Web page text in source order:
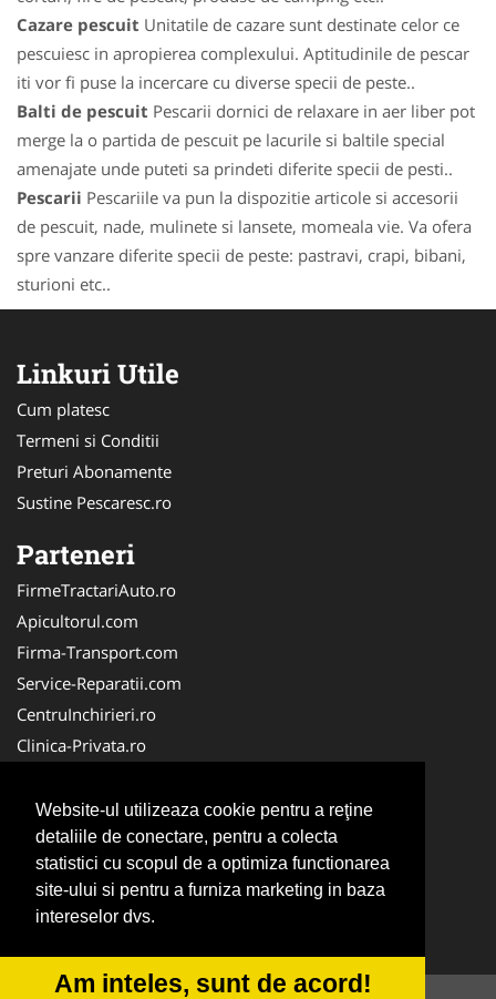
Website-ul utilizeaza cookie pentru a reţine
detaliile de conectare, pentru a colecta
statistici cu scopul de a optimiza functionarea
site-ului si pentru a furniza marketing in baza
intereselor dvs.
Am inteles, sunt de acord!
Cazare pescuit Unitatile de cazare sunt destinate celor ce
pescuiesc in apropierea complexului. Aptitudinile de pescar
iti vor fi puse la incercare cu diverse specii de peste..
Balti de pescuit Pescarii dornici de relaxare in aer liber pot
merge la o partida de pescuit pe lacurile si baltile special
amenajate unde puteti sa prindeti diferite specii de pesti..
Pescarii Pescariile va pun la dispozitie articole si accesorii
de pescuit, nade, mulinete si lansete, momeala vie. Va ofera
spre vanzare diferite specii de peste: pastravi, crapi, bibani,
sturioni etc..
Linkuri Utile
Cum platesc
Termeni si Conditii
Preturi Abonamente
Sustine Pescaresc.ro
Parteneri
FirmeTractariAuto.ro
Apicultorul.com
Firma-Transport.com
Service-Reparatii.com
CentruInchirieri.ro
Clinica-Privata.ro
Servicii-DDD.com
Birouri-Cadastru.ro
Centru-Copiere.ro
CramaVinuri.ro